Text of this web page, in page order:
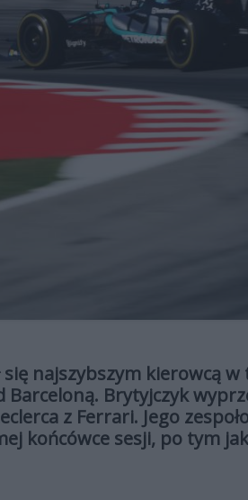
się najszybszym kierowcą
Brytyjczyk
z Ferrari. Jego
końcówce sesji, po tym